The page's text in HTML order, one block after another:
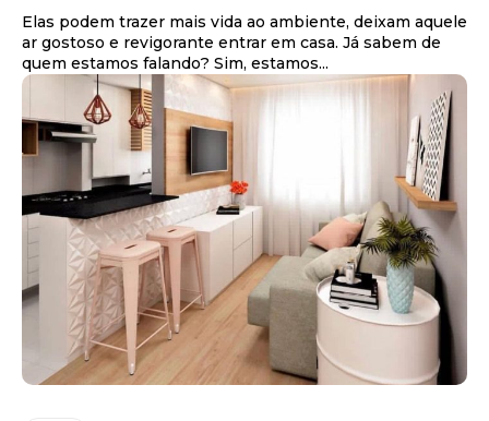
Elas podem trazer mais vida ao ambiente, deixam aquele
ar gostoso e revigorante entrar em casa. Já sabem de
quem estamos falando? Sim, estamos...